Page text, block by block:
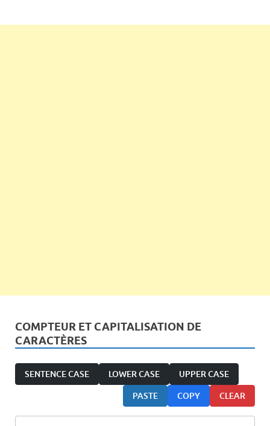
COMPTEUR ET CAPITALISATION DE
CARACTÈRES
SENTENCE CASE LOWER CASE UPPER CASE
PASTE COPY CLEAR